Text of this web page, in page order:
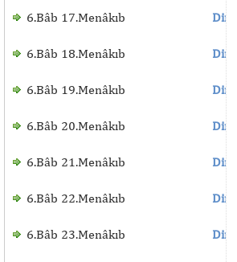
6.Bâb 17.Menâkıb
6.Bâb 18.Menâkıb
6.Bâb 19.Menâkıb
6.Bâb 20.Menâkıb
6.Bâb 21.Menâkıb
6.Bâb 22.Menâkıb
6.Bâb 23.Menâkıb